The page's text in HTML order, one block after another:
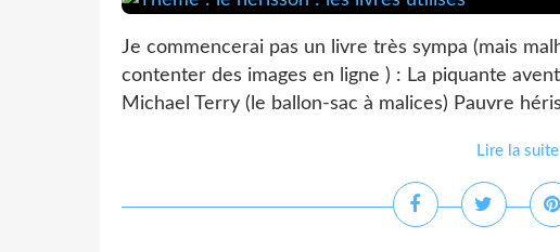
Je commencerai pas un livre très sympa (mais
contenter des images en ligne ) : La piquante
Michael Terry (le ballon-sac à malices) Pauvre
Lire la suite